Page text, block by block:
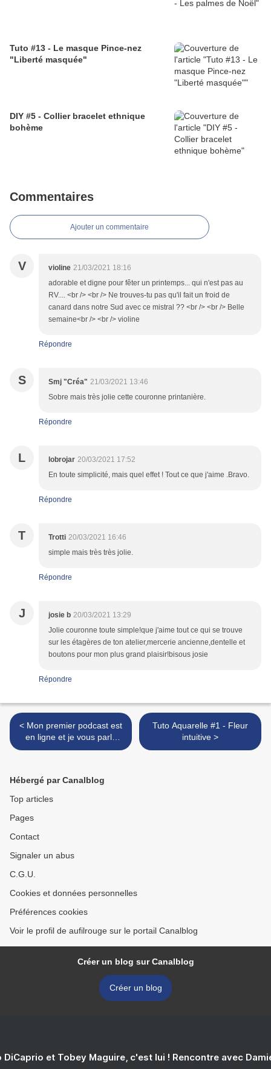
Tuto #13 - Le masque Pince-nez
"Liberté masquée"
DIY #5 - Collier bracelet ethnique
bohème
Commentaires
Ajouter un commentaire
V violine 21/03/2021 18:16
adorable et digne pour fêter un printemps... qui n'est pas au
RV.... <br /> <br /> Ne trouves-tu pas qu'il fait un froid de
canard dans notre Sud avec ce mistral ?? <br /> <br /> Belle
semaine<br /> <br /> violine
Répondre
S Smj "Créa" 21/03/2021 13:46
Sobre mais très jolie cette couronne printanière.
Répondre
L lobrojar 20/03/2021 17:52
En toute simplicité, mais quel effet ! Tout ce que j'aime .Bravo.
Répondre
T Trotti 20/03/2021 16:46
simple mais très très jolie.
Répondre
J josie b 20/03/2021 13:29
Jolie couronne toute simple!que j'aime tout ce qui se trouve
sur les étagères de ton atelier,mercerie ancienne,dentelle et
boutons pour mon plus grand plaisir!bisous josie
Répondre
< Mon premier podcast est
en ligne et je vous parle
photo
Tuto Aquarelle #1 - Fleur
intuitive >
Hébergé par Canalblog
Top articles
Pages
Contact
Signaler un abus
C.G.U.
Cookies et données personnelles
Préférences cookies
Voir le profil de aufilrouge sur le portail Canalblog
Créer un blog sur Canalblog
Créer un blog
DiCaprio et Tobey Maguire, c'est lui ! Rencontre avec